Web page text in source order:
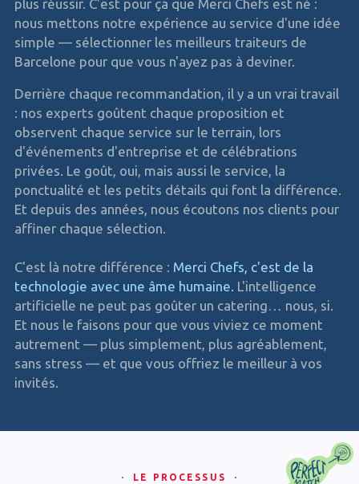
plus réussir. C'est pour ça que Merci Chefs est né :
nous mettons notre expérience au service d'une idée
simple — sélectionner les meilleurs traiteurs de
Barcelone pour que vous n'ayez pas à deviner.
Derrière chaque recommandation, il y a un vrai travail
: nos experts goûtent chaque proposition et
observent chaque service sur le terrain, lors
d'événements d'entreprise et de célébrations
privées. Le goût, oui, mais aussi le service, la
ponctualité et les petits détails qui font la différence.
Et depuis des années, nous écoutons nos clients pour
affiner chaque sélection.
C'est là notre différence : Merci Chefs, c'est de la
technologie avec une âme humaine. L'intelligence
artificielle ne peut pas goûter un catering… nous, si.
Et nous le faisons pour que vous viviez ce moment
autrement — plus simplement, plus agréablement,
sans stress — et que vous offriez le meilleur à vos
invités.
· LE PROCESSUS ·